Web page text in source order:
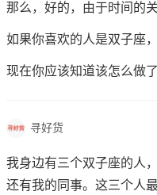
那么，好的，由于时间的
如果你喜欢的人是双子座，
现在你应该知道该怎么做了
寻好货
我身边有三个双子座的人
还有我的同事。这三个人